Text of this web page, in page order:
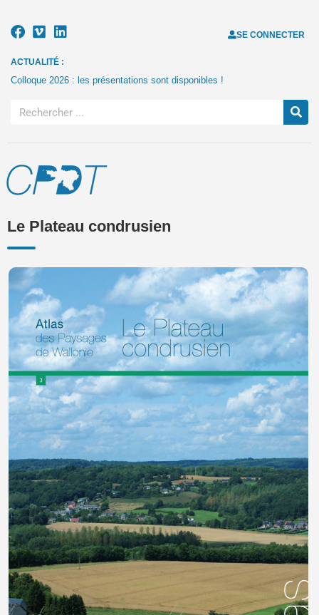
SE CONNECTER
ACTUALITÉ :
Colloque 2026 : les présentations sont disponibles !
Le Plateau condrusien